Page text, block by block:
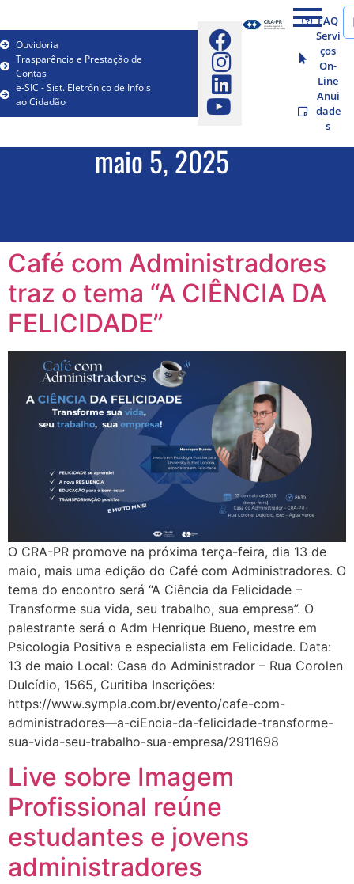
Ouvidoria
Trasparência e Prestação de
Contas
e-SIC - Sist. Eletrônico de Info.s
ao Cidadão
FAQ
Servi
ços
On-
Line
Anui
dade
s
maio 5, 2025
Café com Administradores
traz o tema “A CIÊNCIA DA
FELICIDADE”
O CRA-PR promove na próxima terça-feira, dia 13 de
maio, mais uma edição do Café com Administradores. O
tema do encontro será “A Ciência da Felicidade –
Transforme sua vida, seu trabalho, sua empresa”. O
palestrante será o Adm Henrique Bueno, mestre em
Psicologia Positiva e especialista em Felicidade. Data:
13 de maio Local: Casa do Administrador – Rua Corolen
Dulcídio, 1565, Curitiba Inscrições:
https://www.sympla.com.br/evento/cafe-com-
administradores—a-ciEncia-da-felicidade-transforme-
sua-vida-seu-trabalho-sua-empresa/2911698
Live sobre Imagem
Profissional reúne
estudantes e jovens
administradores